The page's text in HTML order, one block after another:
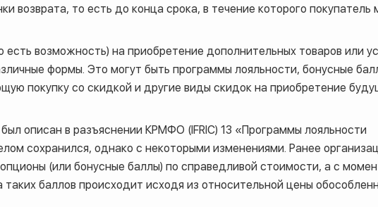
возврата, то есть до конца срока, в течение которого покупатель
возможность) на приобретение дополнительных товаров или
формы. Это могут быть программы лояльности, бонусные
покупку со скидкой и другие виды скидок на приобретение
описан в разъяснении КРМФО (IFRIC) 13 «Программы лояльности
сохранился, однако с некоторыми изменениями. Ранее
(или бонусные баллы) по справедливой стоимости, а с
баллов происходит исходя из относительной цены